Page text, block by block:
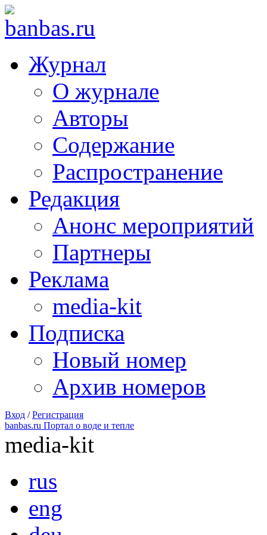
Журнал
О журнале
Авторы
Содержание
Распространение
Редакция
Анонс мероприятий
Партнеры
Реклама
media-kit
Подписка
Новый номер
Архив номеров
Вход /Регистрация
banbas.ru Портал о воде и тепле
media-kit
rus
eng